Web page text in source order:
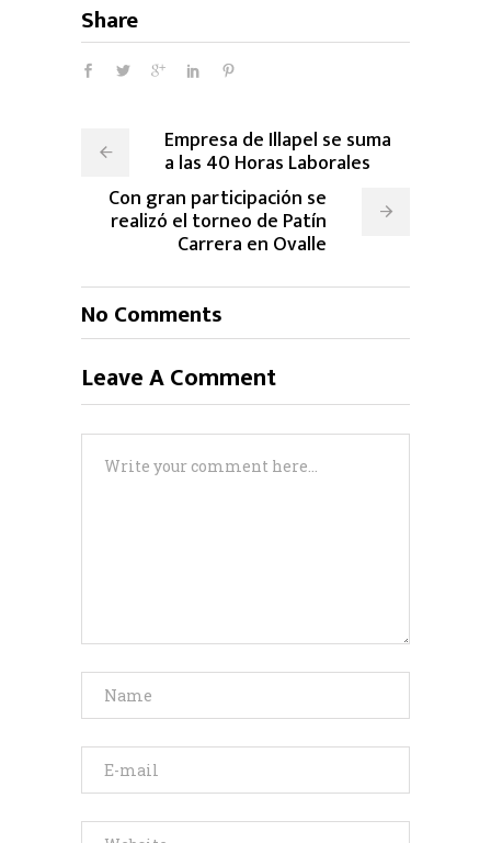
Share
Empresa de Illapel se suma
a las 40 Horas Laborales
Con gran participación se
realizó el torneo de Patín
Carrera en Ovalle
No Comments
Leave A Comment